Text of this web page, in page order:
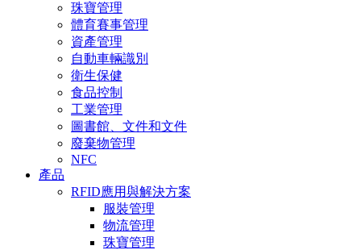
珠寶管理
體育賽事管理
資產管理
自動車輛識別
衛生保健
食品控制
工業管理
圖書館、文件和文件
廢棄物管理
NFC
產品
RFID應用與解決方案
服裝管理
物流管理
珠寶管理